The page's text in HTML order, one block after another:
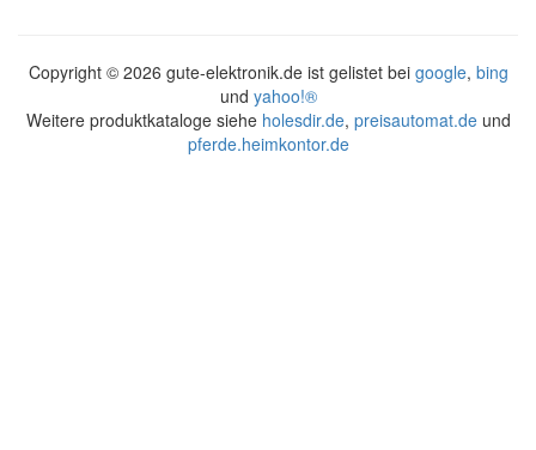
Copyright © 2026 gute-elektronik.de ist gelistet bei google, bing
und yahoo!®
Weitere produktkataloge siehe holesdir.de, preisautomat.deund
pferde.heimkontor.de